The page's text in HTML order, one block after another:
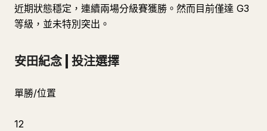
近期狀態穩定，連續兩場分級賽獲勝。然而目前僅達 G3
等級，並未特別突出。
安田紀念 | 投注選擇
單勝/位置
12